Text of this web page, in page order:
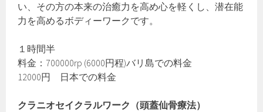
い、その方の本来の治癒力を高め心を軽くし、潜在能
力を高めるボディーワークです。
１時間半
料金：700000rp (6000円程)バリ島での料金
12000円 日本での料金
クラニオセイクラルワーク（頭蓋仙骨療法）